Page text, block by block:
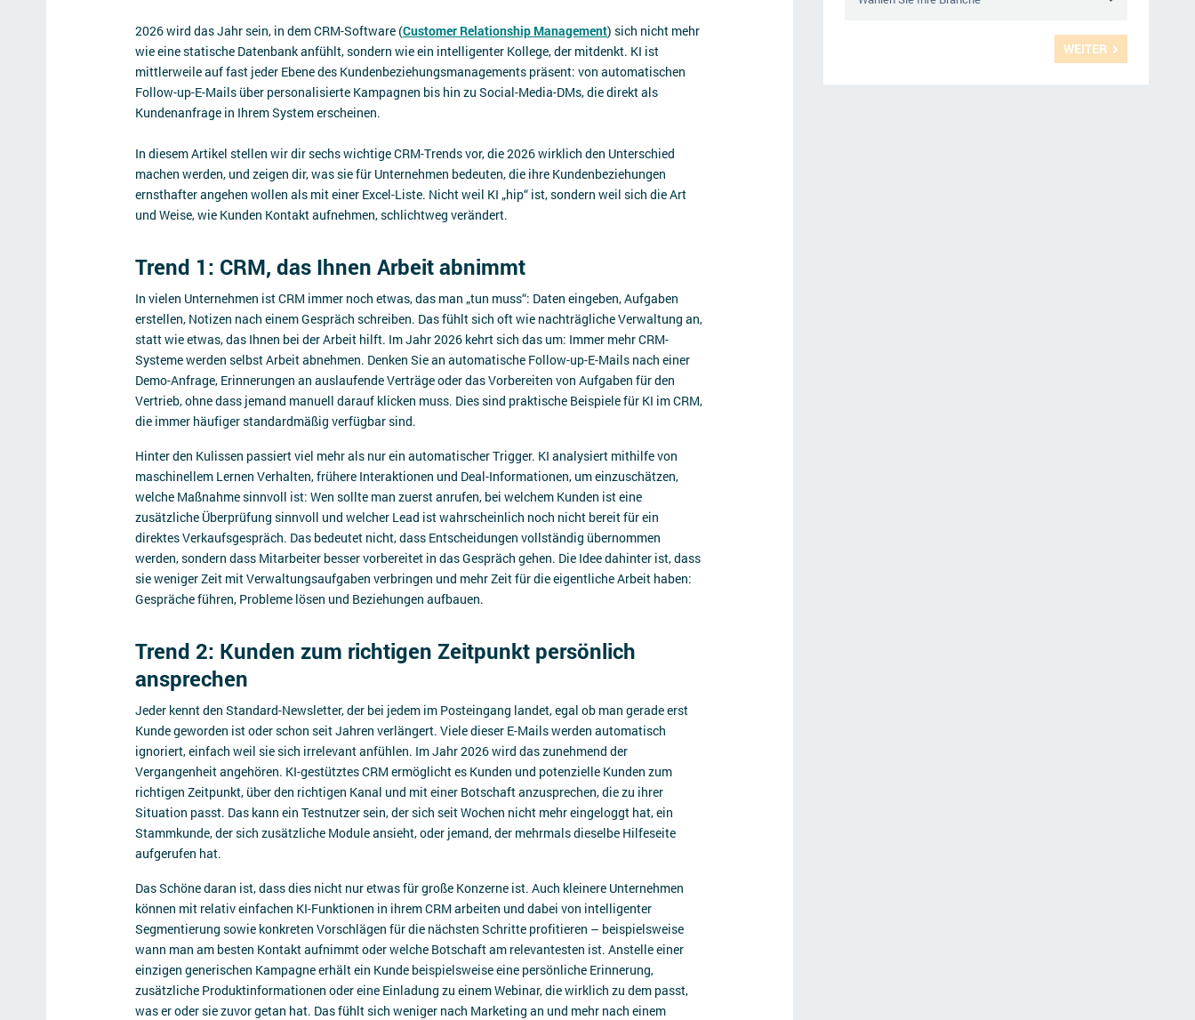
2026 wird das Jahr sein, in dem CRM-Software (Customer Relationship Management) sich nicht mehr
wie eine statische Datenbank anfühlt, sondern wie ein intelligenter Kollege, der mitdenkt. KI ist
mittlerweile auf fast jeder Ebene des Kundenbeziehungsmanagements präsent: von automatischen
Follow-up-E-Mails über personalisierte Kampagnen bis hin zu Social-Media-DMs, die direkt als
Kundenanfrage in Ihrem System erscheinen.
In diesem Artikel stellen wir dir sechs wichtige CRM-Trends vor, die 2026 wirklich den Unterschied
machen werden, und zeigen dir, was sie für Unternehmen bedeuten, die ihre Kundenbeziehungen
ernsthafter angehen wollen als mit einer Excel-Liste. Nicht weil KI „hip“ ist, sondern weil sich die Art
und Weise, wie Kunden Kontakt aufnehmen, schlichtweg verändert.
Trend 1: CRM, das Ihnen Arbeit abnimmt
In vielen Unternehmen ist CRM immer noch etwas, das man „tun muss“: Daten eingeben, Aufgaben
erstellen, Notizen nach einem Gespräch schreiben. Das fühlt sich oft wie nachträgliche Verwaltung an,
statt wie etwas, das Ihnen bei der Arbeit hilft. Im Jahr 2026 kehrt sich das um: Immer mehr CRM-
Systeme werden selbst Arbeit abnehmen. Denken Sie an automatische Follow-up-E-Mails nach einer
Demo-Anfrage, Erinnerungen an auslaufende Verträge oder das Vorbereiten von Aufgaben für den
Vertrieb, ohne dass jemand manuell darauf klicken muss. Dies sind praktische Beispiele für KI im CRM,
die immer häufiger standardmäßig verfügbar sind.
Hinter den Kulissen passiert viel mehr als nur ein automatischer Trigger. KI analysiert mithilfe von
maschinellem Lernen Verhalten, frühere Interaktionen und Deal-Informationen, um einzuschätzen,
welche Maßnahme sinnvoll ist: Wen sollte man zuerst anrufen, bei welchem Kunden ist eine
zusätzliche Überprüfung sinnvoll und welcher Lead ist wahrscheinlich noch nicht bereit für ein
direktes Verkaufsgespräch. Das bedeutet nicht, dass Entscheidungen vollständig übernommen
werden, sondern dass Mitarbeiter besser vorbereitet in das Gespräch gehen. Die Idee dahinter ist, dass
sie weniger Zeit mit Verwaltungsaufgaben verbringen und mehr Zeit für die eigentliche Arbeit haben:
Gespräche führen, Probleme lösen und Beziehungen aufbauen.
Trend 2: Kunden zum richtigen Zeitpunkt persönlich
ansprechen
Jeder kennt den Standard-Newsletter, der bei jedem im Posteingang landet, egal ob man gerade erst
Kunde geworden ist oder schon seit Jahren verlängert. Viele dieser E-Mails werden automatisch
ignoriert, einfach weil sie sich irrelevant anfühlen. Im Jahr 2026 wird das zunehmend der
Vergangenheit angehören. KI-gestütztes CRM ermöglicht es Kunden und potenzielle Kunden zum
richtigen Zeitpunkt, über den richtigen Kanal und mit einer Botschaft anzusprechen, die zu ihrer
Situation passt. Das kann ein Testnutzer sein, der sich seit Wochen nicht mehr eingeloggt hat, ein
Stammkunde, der sich zusätzliche Module ansieht, oder jemand, der mehrmals dieselbe Hilfeseite
aufgerufen hat.
Das Schöne daran ist, dass dies nicht nur etwas für große Konzerne ist. Auch kleinere Unternehmen
können mit relativ einfachen KI-Funktionen in ihrem CRM arbeiten und dabei von intelligenter
Segmentierung sowie konkreten Vorschlägen für die nächsten Schritte profitieren – beispielsweise
wann man am besten Kontakt aufnimmt oder welche Botschaft am relevantesten ist. Anstelle einer
einzigen generischen Kampagne erhält ein Kunde beispielsweise eine persönliche Erinnerung,
zusätzliche Produktinformationen oder eine Einladung zu einem Webinar, die wirklich zu dem passt,
was er oder sie zuvor getan hat. Das fühlt sich weniger nach Marketing an und mehr nach einem
WEITER